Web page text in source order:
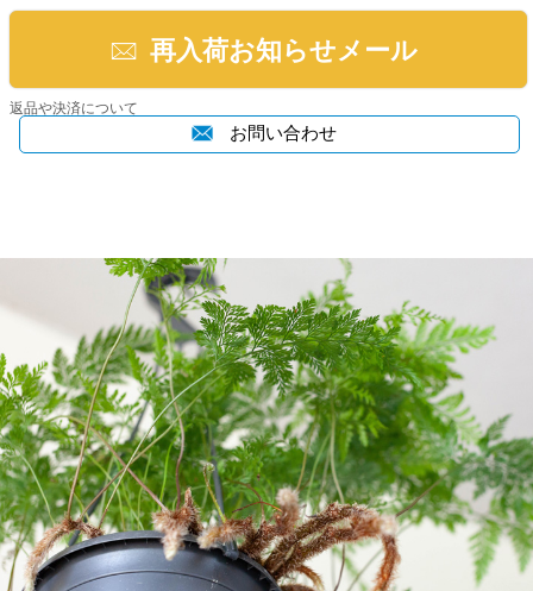
再入荷お知らせメール
お問い合わせ
返品や決済について